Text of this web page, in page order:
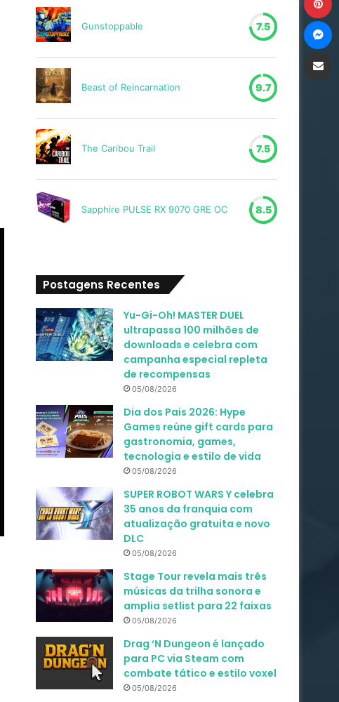
Gunstoppable 7.5
Beast of Reincarnation 9.7
The Caribou Trail 7.5
Sapphire PULSE RX 9070 GRE OC 8.5
Postagens Recentes
Yu-Gi-Oh! MASTER DUEL
ultrapassa 100 milhões de
downloads e celebra com
campanha especial repleta
de recompensas
05/08/2026
Dia dos Pais 2026: Hype
Games reúne gift cards para
gastronomia, games,
tecnologia e estilo de vida
05/08/2026
SUPER ROBOT WARS Y celebra
35 anos da franquia com
atualização gratuita e novo
DLC
05/08/2026
Stage Tour revela mais três
músicas da trilha sonora e
amplia setlist para 22 faixas
05/08/2026
Drag ‘N Dungeon é lançado
para PC via Steam com
combate tático e estilo voxel
05/08/2026